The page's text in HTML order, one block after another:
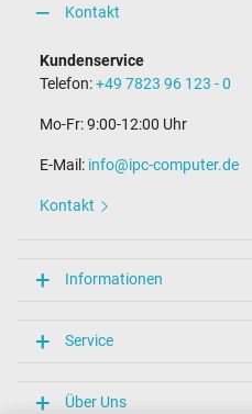
Kontakt
Kundenservice
Telefon:+49 7823 96 123 - 0
Mo-Fr: 9:00-12:00 Uhr
E-Mail: info@ipc-computer.de
Kontakt
Informationen
Service
Über Uns